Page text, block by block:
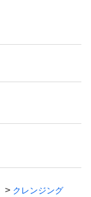
クレンジング